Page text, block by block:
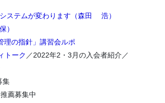
システムが変わります（森田 浩）
）
理の指針」講習会ルポ
トーク ／2022年2・3月の入会者紹介／
集
薦募集中